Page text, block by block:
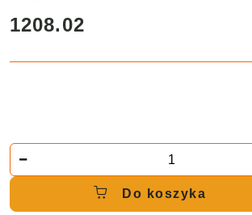
cena:
1208.02
Do koszyka